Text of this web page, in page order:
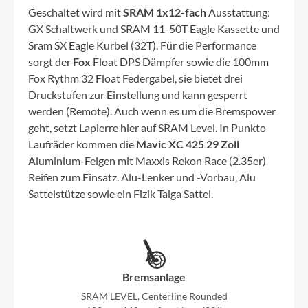
Geschaltet wird mitSRAM 1x12-fachAusstattung:
GX Schaltwerk und SRAM 11-50T Eagle Kassette und
Sram SX Eagle Kurbel (32T). Für die Performance
sorgt der Fox Float DPS Dämpfer sowie die 100mm
Fox Rythm 32 Float Federgabel, sie bietet drei
Druckstufen zur Einstellung und kann gesperrt
werden (Remote). Auch wenn es um die Bremspower
geht, setzt Lapierre hier auf SRAM Level. In Punkto
Laufräder kommen die Mavic XC 425 29 Zoll
Aluminium-Felgen mit Maxxis Rekon Race (2.35er)
Reifen zum Einsatz. Alu-Lenker und -Vorbau, Alu
Sattelstütze sowie ein Fizik Taiga Sattel.
Bremsanlage
SRAM LEVEL, Centerline Rounded